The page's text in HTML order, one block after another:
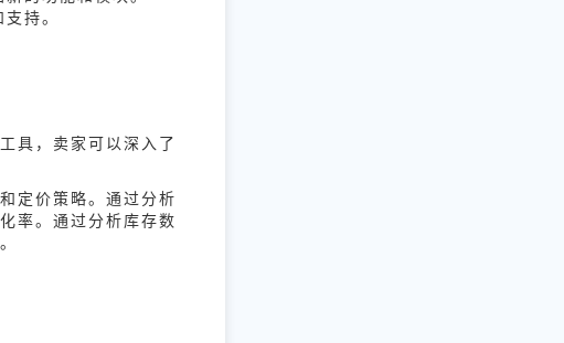
持。
具，卖家可以深入了
定价策略。通过分析
率。通过分析库存数